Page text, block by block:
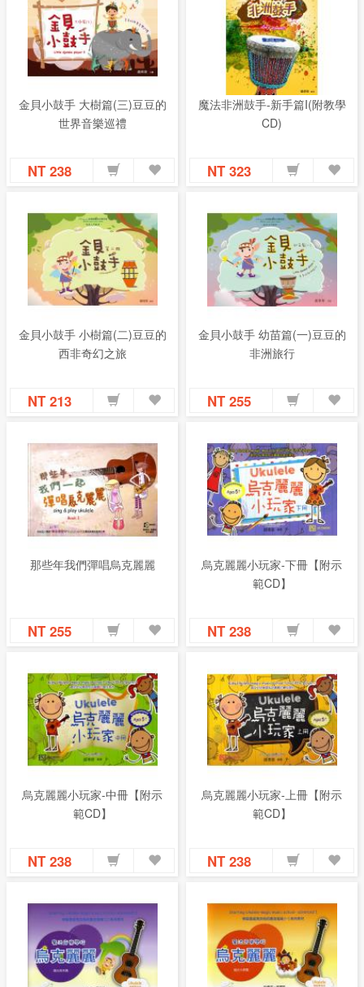
金貝小鼓手 大樹篇(三)豆豆的
世界音樂巡禮
NT 238
魔法非洲鼓手-新手篇I(附教學
CD)
NT 323
金貝小鼓手 小樹篇(二)豆豆的
西非奇幻之旅
NT 213
金貝小鼓手 幼苗篇(一)豆豆的
非洲旅行
NT 255
那些年我們彈唱烏克麗麗
NT 255
烏克麗麗小玩家-下冊【附示
範CD】
NT 238
烏克麗麗小玩家-中冊【附示
範CD】
NT 238
烏克麗麗小玩家-上冊【附示
範CD】
NT 238